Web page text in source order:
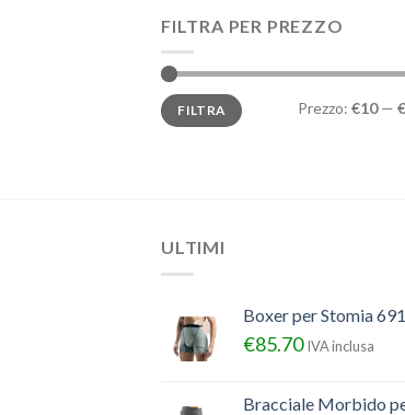
FILTRA PER PREZZO
Prezzo
Min
Prezzo
MaxFILTRA Prezzo: €10—
ULTIMI
Boxer per Stomia
€85.70 IVA inclusa
Bracciale Morbido